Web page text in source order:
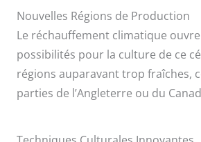
Nouvelles Régions de Production
Le réchauffement climatique
possibilités pour la culture de ce
régions auparavant trop fraîches,
parties de l’Angleterre ou du